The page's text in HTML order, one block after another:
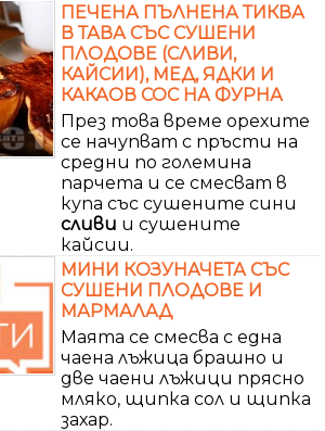
ПЕЧЕНА ПЪЛНЕНА ТИКВА
В ТАВА СЪС СУШЕНИ
ПЛОДОВЕ (СЛИВИ,
КАЙСИИ), МЕД, ЯДКИ И
КАКАОВ СОС НА ФУРНА
През това време орехите
се начупват с пръсти на
средни по големина
парчета и се смесват в
купа със сушените сини
сливи и сушените
кайсии.
МИНИ КОЗУНАЧЕТА СЪС
СУШЕНИ ПЛОДОВЕ И
МАРМАЛАД
Маята се смесва с една
чаена лъжица брашно и
две чаени лъжици прясно
мляко, щипка сол и щипка
захар.